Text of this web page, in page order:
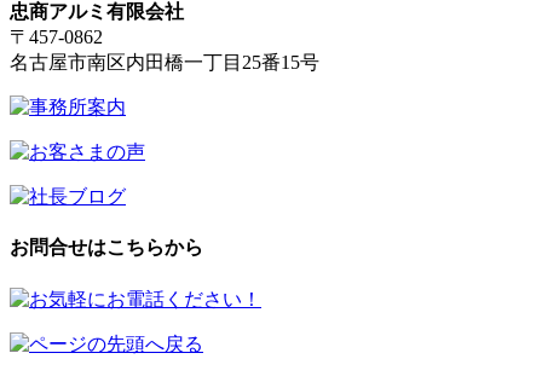
忠商アルミ有限会社
〒457-0862
名古屋市南区内田橋一丁目25番15号
お問合せはこちらから